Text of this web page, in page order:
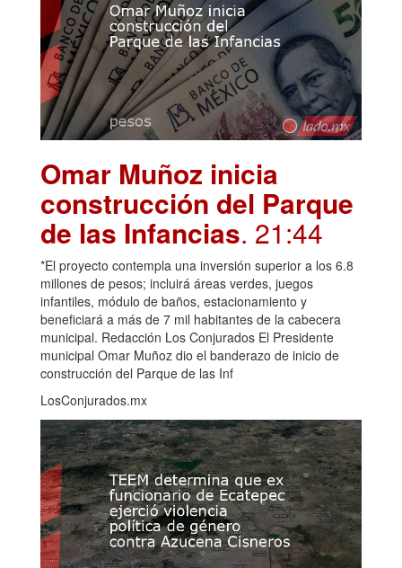
Omar Muñoz inicia
construcción del Parque
de las Infancias. 21:44
*El proyecto contempla una inversión superior a los 6.8
millones de pesos; incluirá áreas verdes, juegos
infantiles, módulo de baños, estacionamiento y
beneficiará a más de 7 mil habitantes de la cabecera
municipal. Redacción Los Conjurados El Presidente
municipal Omar Muñoz dio el banderazo de inicio de
construcción del Parque de las Inf
LosConjurados.mx